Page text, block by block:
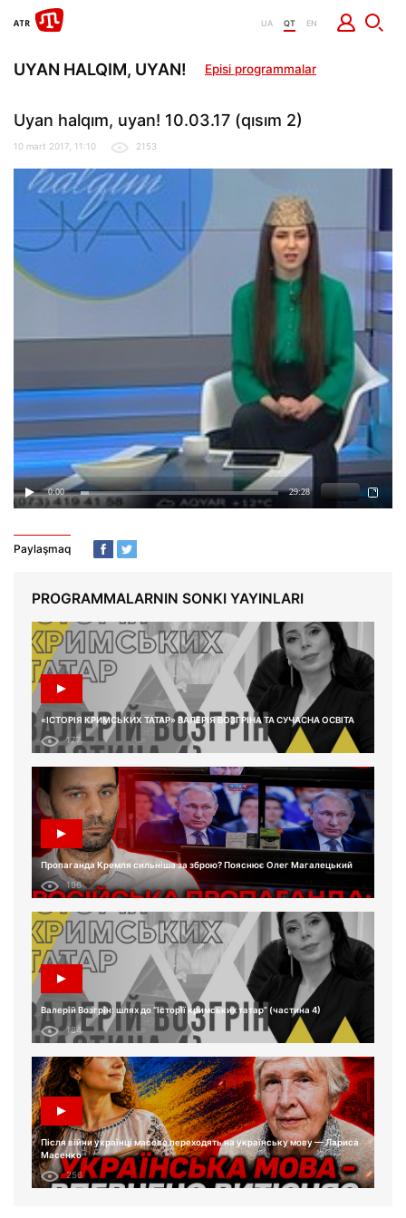
UA QT EN
UYAN HALQIM, UYAN! Episi programmalar
Uyan halqım, uyan! 10.03.17 (qısım 2)
10 mart 2017, 11:10 2153
Paylaşmaq
PROGRAMMALARNIN SONKI YAYINLARI
«ІСТОРІЯ КРИМСЬКИХ ТАТАР» ВАЛЕРІЯ ВОЗГРІНА ТА СУЧАСНА ОСВІТА
177
Пропаганда Кремля сильніша за зброю? Пояснює Олег Магалецький
196
Валерій Возгрін: шлях до “Історії кримських татар” (частина 4)
184
Після війни українці масово переходять на українську мову — Лариса
Масенко
256